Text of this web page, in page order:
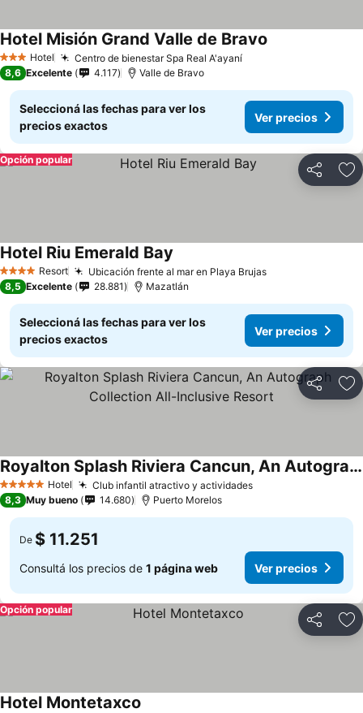
3 Estrellas
Hotel Centro de bienestar Spa Real A'ayaní
Hotel Misión Grand Valle de Bravo
8,6 Excelente 4.117 Valle de Bravo
Seleccioná las fechas para ver los
precios exactos
Ver precios
Compartir
Opción popular
4 EstrellasResort Ubicación frente al mar en Playa Brujas
Hotel Riu Emerald Bay
8,5 Excelente 28.881 Mazatlán
Seleccioná las fechas para ver los
precios exactos
Ver precios
Compartir
5 Estrellas Hotel Club infantil atractivo y actividades
Royalton Splash Riviera Cancun, An Autograph Collection All-Inclusive Resort
8,3 Muy bueno 14.680 Puerto Morelos
De $ 11.251
Consultá los precios de 1 página web Ver precios
Compartir
Opción popular
Hotel Montetaxco